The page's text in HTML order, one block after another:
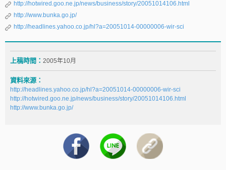
http://hotwired.goo.ne.jp/news/business/story/20051014106.html
http://www.bunka.go.jp/
http://headlines.yahoo.co.jp/hl?a=20051014-00000006-wir-sci
上稿時間： 2005年10月
資料來源：
http://headlines.yahoo.co.jp/hl?a=20051014-00000006-wir-sci
http://hotwired.goo.ne.jp/news/business/story/20051014106.html
http://www.bunka.go.jp/